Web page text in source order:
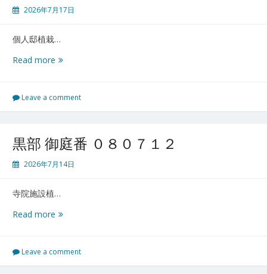
７
2026年7月17日
個人邸植栽…
Read more 披
御
庭
８
０
６
Leave a comment
黒部 御庭番 ０８０７１２
2026年7月14日
寺院施設植…
Read more 黒
庭
番
Leave a comment